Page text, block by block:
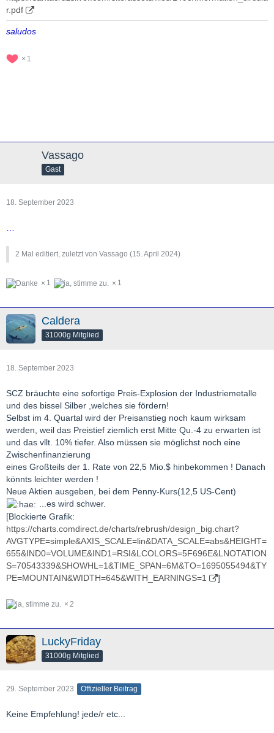
r.pdf
saludos
1
Vassago
Gast
18. September 2023
…
2 Mal editiert, zuletzt von Vassago (15. April 2024)
1 1
Caldera
31000g Mitglied
18. September 2023
SCZ bräuchte eine sofortige Preis-Explosion der Industriemetalle
und des bissel Silber ,welches sie fördern!
Selbst im 4. Quartal wird der Preisanstieg noch kaum wirksam
werden, weil das Preistief ziemlich erst Mitte Qu.-4 zu erwarten ist
und das vllt. 10% tiefer. Also müssen sie möglichst noch eine
Zwischenfinanzierung
eines Großteils der 1. Rate von 22,5 Mio.$ hinbekommen ! Danach
könnts leichter werden !
Neue Aktien ausgeben, bei dem Penny-Kurs(12,5 US-Cent)
...es wird schwer.
[Blockierte Grafik:
https://charts.comdirect.de/charts/rebrush/design_big.chart?
AVGTYPE=simple&AXIS_SCALE=lin&DATA_SCALE=abs&HEIGHT=
655&IND0=VOLUME&IND1=RSI&LCOLORS=5F696E&LNOTATION
S=70543339&SHOWHL=1&TIME_SPAN=6M&TO=1695055494&TY
PE=MOUNTAIN&WIDTH=645&WITH_EARNINGS=1
]
2
LuckyFriday
31000g Mitglied
29. September 2023 Offizieller Beitrag
Keine Empfehlung! jede/r etc...